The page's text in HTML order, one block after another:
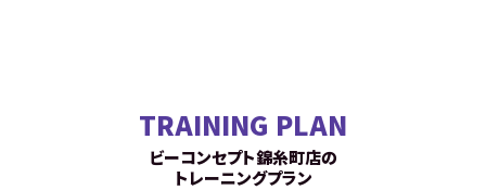
TRAINING PLAN
ビーコンセプト錦糸町店の
トレーニングプラン